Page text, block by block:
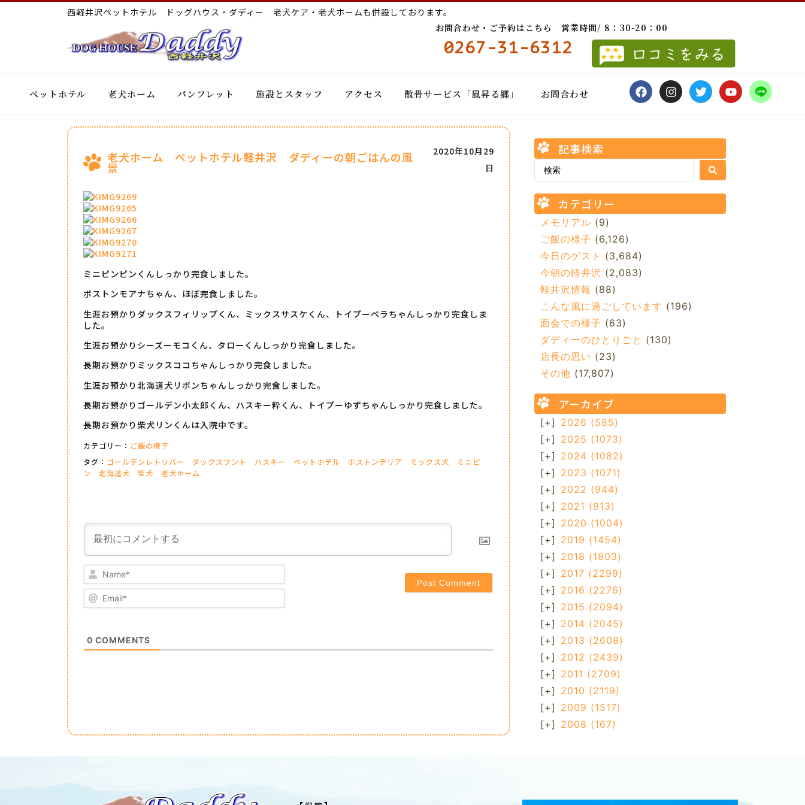
西軽井沢ペットホテル ドッグハウス・ダディー 老犬ケア・老犬ホームも併設しております。
お問合わせ・ご予約はこちら 営業時間/ 8：30-20：00
0267-31-6312
ペットホテル 老犬ホーム パンフレット 施設とスタッフ アクセス 散骨サービス「風昇る郷」 お問合わせ
老犬ホーム ペットホテル軽井沢 ダディーの朝ごはんの風
景
2020年10月29
日
ミニピンピンくんしっかり完食しました。
ボストンモアナちゃん、ほぼ完食しました。
生涯お預かりダックスフィリップくん、ミックスサスケくん、トイプーベラちゃんしっかり完食しま
した。
生涯お預かりシーズーモコくん、タローくんしっかり完食しました。
長期お預かりミックスココちゃんしっかり完食しました。
生涯お預かり北海道犬リボンちゃんしっかり完食しました。
長期お預かりゴールデン小太郎くん、ハスキー粋くん、トイプーゆずちゃんしっかり完食しました。
長期お預かり柴犬リンくんは入院中です。
カテゴリー： ご飯の様子
タグ： ゴールデンレトリバー ダックスフント ハスキー ペットホテル ボストンテリア ミックス犬
ミニピ
ン
北海道犬 柴犬 老犬ホーム
Name*
Email*
0 COMMENTS
記事検索
カテゴリー
メモリアル (9)
ご飯の様子 (6,126)
今日のゲスト (3,684)
今朝の軽井沢 (2,083)
軽井沢情報 (88)
こんな風に過ごしています (196)
面会での様子 (63)
ダディーのひとりごと (130)
店長の思い (23)
その他 (17,807)
アーカイブ
[+] 2026 (585)
[+] 2025 (1073)
[+] 2024 (1082)
[+] 2023 (1071)
[+] 2022 (944)
[+] 2021 (913)
[+] 2020 (1004)
[+] 2019 (1454)
[+] 2018 (1803)
[+] 2017 (2299)
[+] 2016 (2276)
[+] 2015 (2094)
[+] 2014 (2045)
[+] 2013 (2608)
[+] 2012 (2439)
[+] 2011 (2709)
[+] 2010 (2119)
[+] 2009 (1517)
[+] 2008 (167)